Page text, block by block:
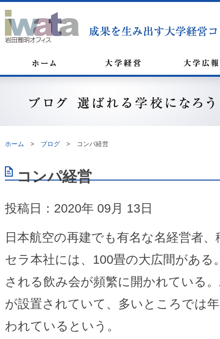
ホーム > ブログ > コンパ経営
コンパ経営
投稿日：2020年 09月 13日
日本航空の再建でも有名な名経営者
セラ本社には、100畳の大広間がある
される飲み会が頻繁に開かれている
が設置されていて、多いところでは
われているという。